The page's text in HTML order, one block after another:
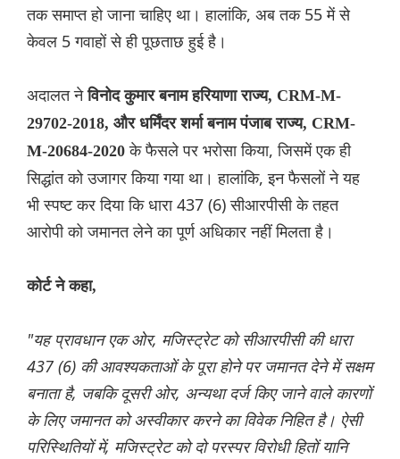
तक समाप्त हो जाना चाहिए था। हालांकि, अब तक 55 में से
केवल 5 गवाहों से ही पूछताछ हुई है।
अदालत नेविनोद कुमार बनाम हरियाणा राज्य, CRM-M-
29702-2018, और धर्मिंदर शर्मा बनाम पंजाब राज्य, CRM-
M-20684-2020के फैसले पर भरोसा किया, जिसमें एक ही
सिद्धांत को उजागर किया गया था। हालांकि, इन फैसलों ने यह
भी स्पष्ट कर दिया कि धारा 437 (6) सीआरपीसी के तहत
आरोपी को जमानत लेने का पूर्ण अधिकार नहीं मिलता है।
कोर्ट ने कहा,
"यह प्रावधान एक ओर, मजिस्ट्रेट को सीआरपीसी की धारा
437 (6) की आवश्यकताओं के पूरा होने पर जमानत देने में सक्षम
बनाता है, जबकि दूसरी ओर, अन्यथा दर्ज किए जाने वाले कारणों
के लिए जमानत को अस्वीकार करने का विवेक निहित है। ऐसी
परिस्थितियों में, मजिस्ट्रेट को दो परस्पर विरोधी हितों यानि